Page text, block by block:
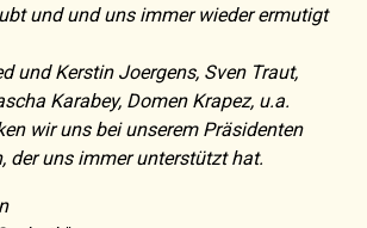
und und uns immer wieder ermutigt
und Kerstin Joergens, Sven Traut,
Karabey, Domen Krapez, u.a.
wir uns bei unserem Präsidenten
der uns immer unterstützt hat.